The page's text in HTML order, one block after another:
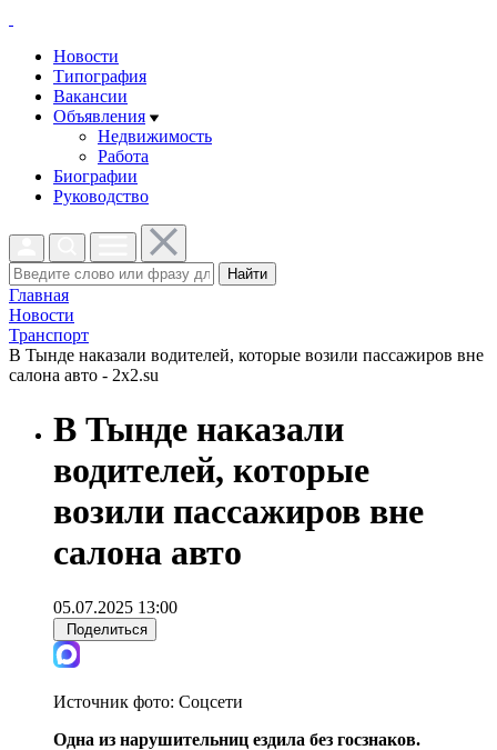
Новости
Типография
Вакансии
Объявления
Недвижимость
Работа
Биографии
Руководство
Найти
Главная
Новости
Транспорт
В Тынде наказали водителей, которые возили пассажиров вне
салона авто - 2x2.su
В Тынде наказали
водителей, которые
возили пассажиров вне
салона авто
05.07.2025 13:00
Поделиться
Источник фото: Соцсети
Одна из нарушительниц ездила без госзнаков.